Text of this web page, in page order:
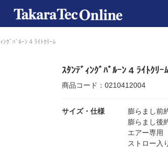
ﾝｸﾞﾊﾞﾙｰﾝ 4 ﾗｲﾄｸﾘｰﾑ
ｽﾀﾝﾃﾞｨﾝｸﾞﾊﾞﾙｰﾝ 4 ﾗｲﾄｸﾘｰﾑ
商品コード：0210412004
サイズ・仕様
膨らまし前
膨らまし後
エアー専用
ストロー入